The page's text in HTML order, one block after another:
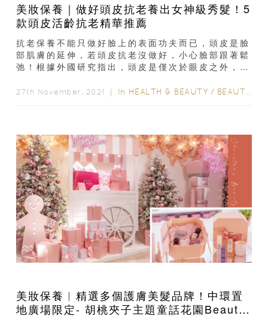
美妝保養｜做好頭皮抗老養出女神級秀髮！5
款頭皮活齡抗老精華推薦
抗老保養不能只做好臉上的表面功夫而已，頭皮是臉
部肌膚的延伸，若頭皮抗老沒做好，小心臉部跟著鬆
弛！根據外國研究指出，頭皮是僅次於眼皮之外，最
27th November, 2021 ｜ In HEALTH & BEAUTY / BEAUTY
美妝保養︳精選多個護膚美髮品牌！中環置
地廣場限定- 胡桃夾子主題童話花園Beauty